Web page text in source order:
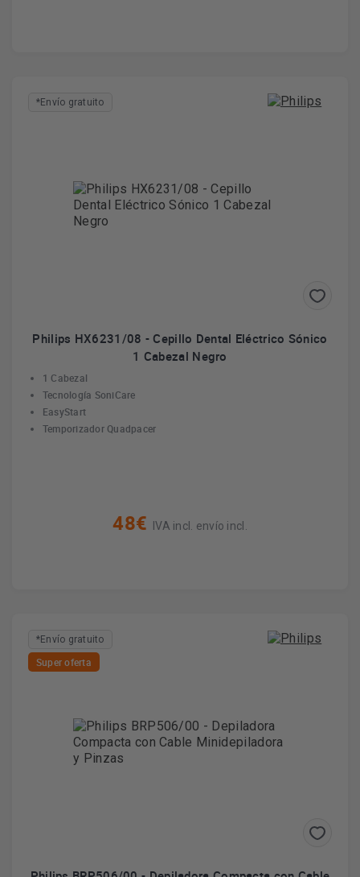
*Envío gratuito
Philips HX6231/08 - Cepillo Dental Eléctrico Sónico
1 Cabezal Negro
1 Cabezal
Tecnología SoniCare
EasyStart
Temporizador Quadpacer
48€ IVA incl. envío incl.
*Envío gratuito
Super oferta